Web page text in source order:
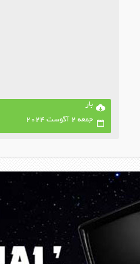
بار
جمعه 2 آگوست 2024